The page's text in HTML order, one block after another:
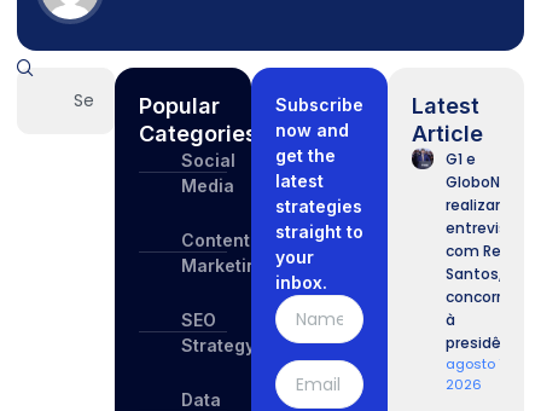
Popular
Categories
Social
Media
Content
Marketing
SEO
Strategy
Data
Subscribe
now and
get the
latest
strategies
straight to
your
inbox.
Latest
Article
G1 e
GloboNews
realizam
entrevista
com Renan
Santos,
concorrente
à
presidência.
agosto 7,
2026